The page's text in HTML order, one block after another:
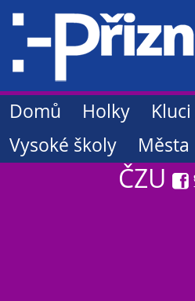
Domů Holky
Kluci
Vysoké školy
Města
ČZU